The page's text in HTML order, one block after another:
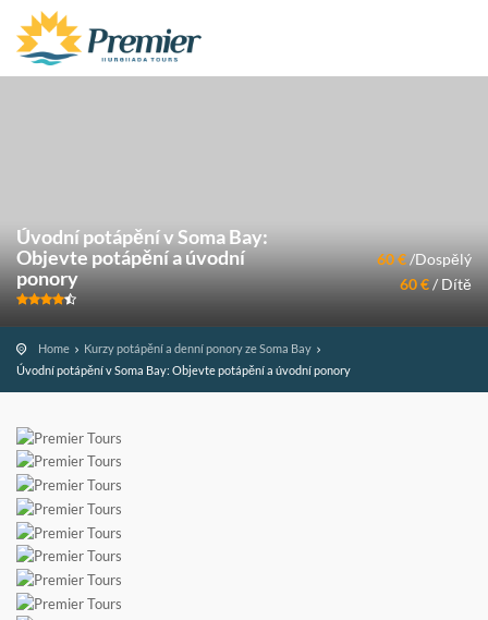
Úvodní potápění v Soma Bay:
Objevte potápění a úvodní
ponory
60 €/Dospělý
60 €/ Dítě
Home
Kurzy potápění a denní ponory ze Soma Bay
Úvodní potápění v Soma Bay: Objevte potápění a úvodní ponory